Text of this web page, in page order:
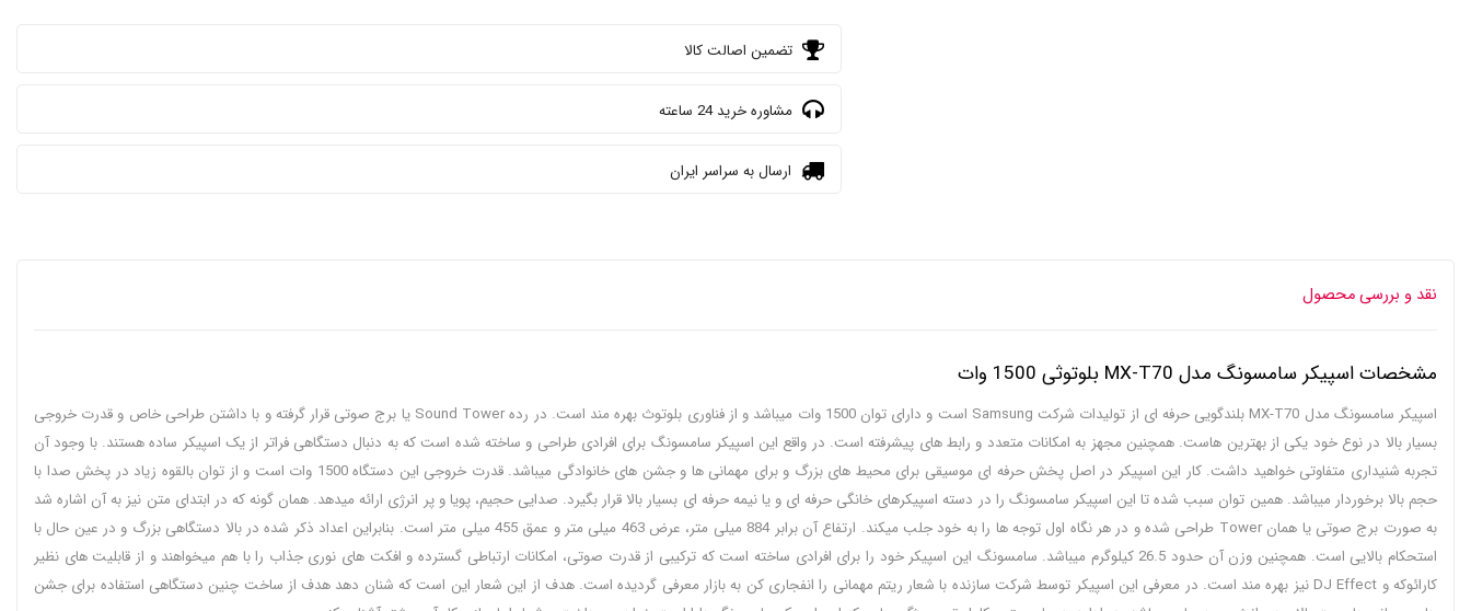
تضمین اصالت کالا
مشاوره خرید 24 ساعته
ارسال به سراسر ایران
نقد و بررسی محصول
مشخصات اسپیکر سامسونگ مدل MX-T70 بلوتوثی 1500 وات
اسپیکر سامسونگ مدل MX-T70 بلندگویی حرفه ای از تولیدات شرکت Samsung است و دارای توان 1500 وات میباشد و از فناوری بلوتوث بهره مند است. در رده Sound Tower یا برج صوتی قرار گرفته و با داشتن طراحی خاص و قدرت خروجی
بسیار بالا در نوع خود یکی از بهترین هاست. همچنین مجهز به امکانات متعدد و رابط های پیشرفته است. در واقع این اسپیکر سامسونگ برای افرادی طراحی و ساخته شده است که به دنبال دستگاهی فراتر از یک اسپیکر ساده هستند. با وجود آن
تجربه شنیداری متفاوتی خواهید داشت. کار این اسپیکر در اصل پخش حرفه ای موسیقی برای محیط های بزرگ و برای مهمانی ها و جشن های خانوادگی میباشد. قدرت خروجی این دستگاه 1500 وات است و از توان بالقوه زیاد در پخش صدا با
حجم بالا برخوردار میباشد. همین توان سبب شده تا این اسپیکر سامسونگ را در دسته اسپیکرهای خانگی حرفه ای و یا نیمه حرفه ای بسیار بالا قرار بگیرد. صدایی حجیم، پویا و پر انرژی ارائه میدهد. همان گونه که در ابتدای متن نیز به آن اشاره شد
به صورت برج صوتی یا همان Tower طراحی شده و در هر نگاه اول توجه ها را به خود جلب میکند. ارتفاع آن برابر 884 میلی متر، عرض 463 میلی متر و عمق 455 میلی متر است. بنابراین اعداد ذکر شده در بالا دستگاهی بزرگ و در عین حال با
استحکام بالایی است. همچنین وزن آن حدود 26.5 کیلوگرم میباشد. سامسونگ این اسپیکر خود را برای افرادی ساخته است که ترکیبی از قدرت صوتی، امکانات ارتباطی گسترده و افکت های نوری جذاب را با هم میخواهند و از قابلیت های نظیر
کارائوکه و DJ Effect نیز بهره مند است. در معرفی این اسپیکر توسط شرکت سازنده با شعار ریتم مهمانی را انفجاری کن به بازار معرفی گردیده است. هدف از این شعار این است که شنان دهد هدف از ساخت چنین دستگاهی استفاده برای جشن